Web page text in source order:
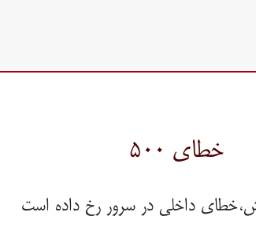
خطای ۵۰۰
داخلی در سرور رخ داده است